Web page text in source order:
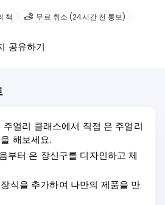
책 무료 취소 (24시간 전 통보)
공유하기
얼리 클래스에서 직접 은 주얼리
해보세요.
부터 은 장신구를 디자인하고 제
식을 추가하여 나만의 제품을 만